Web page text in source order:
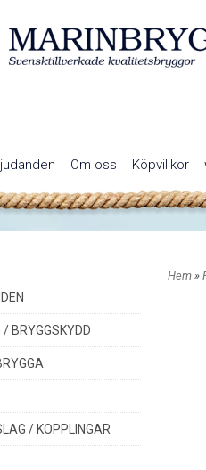
Om oss Köpvillkor
/ BRYGGSKYDD
/ KOPPLINGAR
Hem»